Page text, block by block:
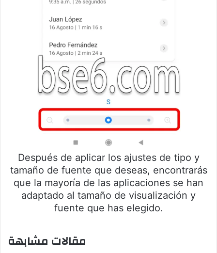
Después de aplicar los ajustes de tipo y
tamaño de fuente que deseas, encontrarás
que la mayoría de las aplicaciones se han
adaptado al tamaño de visualización y
fuente que has elegido.
مقالات مشابهة